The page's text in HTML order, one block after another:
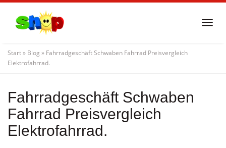
content
Start» Blog » Fahrradgeschäft Schwaben Fahrrad Preisvergleich
Elektrofahrrad.
Fahrradgeschäft Schwaben
Fahrrad Preisvergleich
Elektrofahrrad.